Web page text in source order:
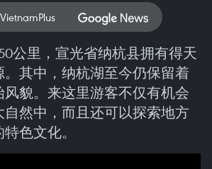
公里，宣光省纳杭县拥有得天
其中，纳杭湖至今仍保留着
貌。来这里游客不仅有机会
然中，而且还可以探索地方
色文化。